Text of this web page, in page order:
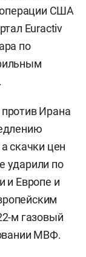
операции США
Euractiv
по
Ирана
скачки цен
ударили по
и Европе и
м газовый
МВФ.